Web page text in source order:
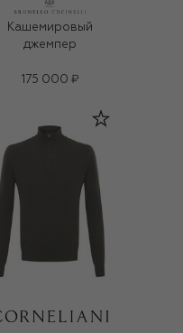
Кашемировый
джемпер
175 000 ₽